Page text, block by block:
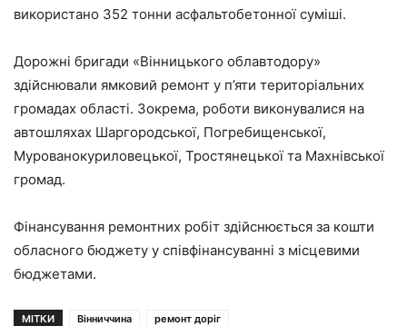
використано 352 тонни асфальтобетонної суміші.
Дорожні бригади «Вінницького облавтодору»
здійснювали ямковий ремонт у п’яти територіальних
громадах області. Зокрема, роботи виконувалися на
автошляхах Шаргородської, Погребищенської,
Мурованокуриловецької, Тростянецької та Махнівської
громад.
Фінансування ремонтних робіт здійснюється за кошти
обласного бюджету у співфінансуванні з місцевими
бюджетами.
МІТКИ Вінниччина ремонт доріг